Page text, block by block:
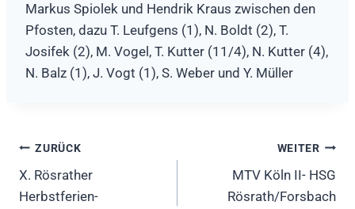
Markus Spiolek und Hendrik Kraus zwischen den
Pfosten, dazu T. Leufgens (1), N. Boldt (2), T.
Josifek (2), M. Vogel, T. Kutter (11/4), N. Kutter (4),
N. Balz (1), J. Vogt (1), S. Weber und Y. Müller
Beitragsnavigation
ZURÜCK
X. Rösrather
Herbstferien-
WEITER
MTV Köln II- HSG
Rösrath/Forsbach